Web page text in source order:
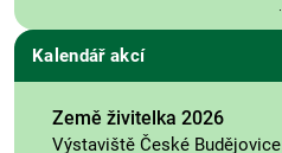
Kalendář akcí
Země živitelka 2026
Výstaviště České Budějovice